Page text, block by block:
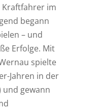
Kraftfahrer im
begann
– und
Erfolge. Mit
spielte
Jahren in der
und gewann